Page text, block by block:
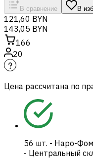
В сравнение В
121,60 BYN
143,05 BYN
166
20
Цена рассчитана по
56 шт. - Наро-
- Центральный